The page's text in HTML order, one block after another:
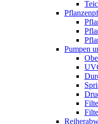
Pumpen